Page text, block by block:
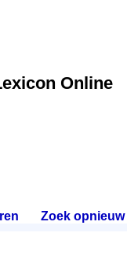
Online
Zoek opnieuw.